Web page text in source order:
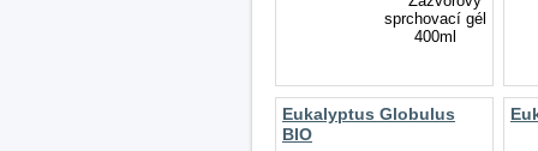
Eukalyptus Globulus
BIO